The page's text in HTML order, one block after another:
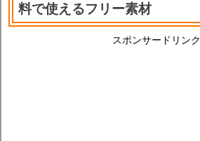
料で使えるフリー素材
スポンサードリンク